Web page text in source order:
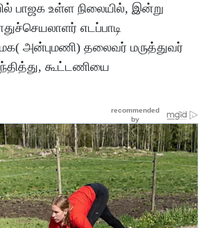
பாஜக உள்ள நிலையில், இன்று
எடப்பாடி
அன்புமணி) தலைவர் மருத்துவர்
கூட்டணியை